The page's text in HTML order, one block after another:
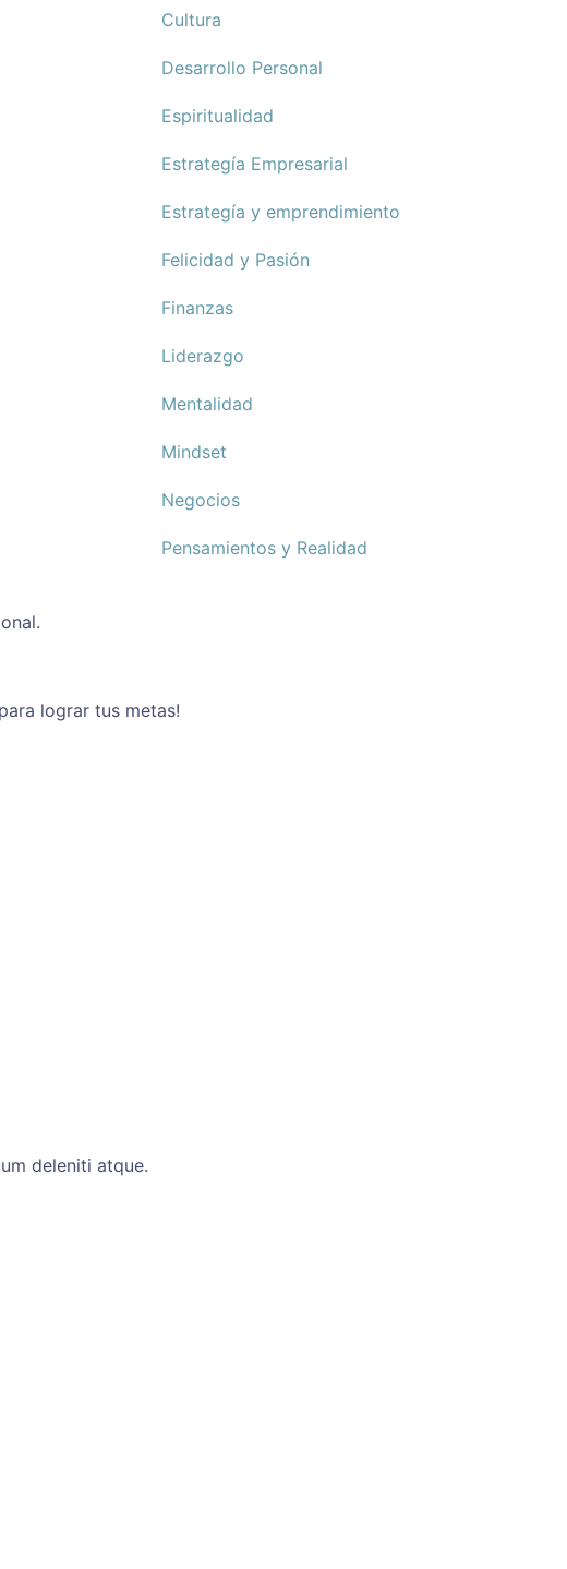
Cultura
Desarrollo Personal
Espiritualidad
Estrategía Empresarial
Estrategía y emprendimiento
Felicidad y Pasión
Finanzas
Liderazgo
Mentalidad
Mindset
Negocios
Pensamientos y Realidad
lograr tus metas!
deleniti atque.